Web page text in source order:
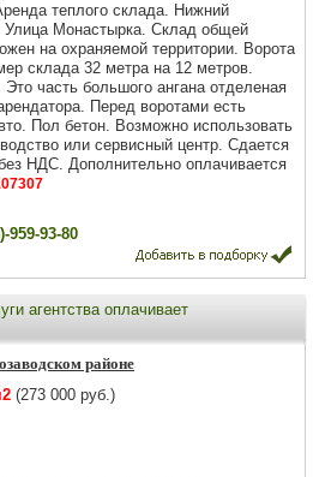
теплого склада. Нижний
Улица Монастырка. Склад общей
на охраняемой территории. Ворота
склада 32 метра на 12 метров.
часть большого ангана отделеная
Перед воротами есть
Пол бетон. Возможно использовать
или сервисный центр. Сдается
НДС. Дополнительно оплачивается
959-93-80
агентства оплачивает
районе
(273 000 руб.)